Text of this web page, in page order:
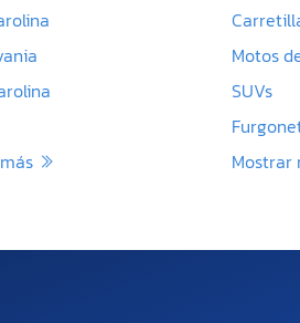
Motos
SUVs
Mostrar